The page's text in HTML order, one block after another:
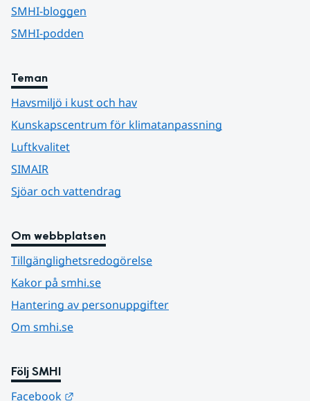
SMHI-bloggen
SMHI-podden
Teman
Havsmiljö i kust och hav
Kunskapscentrum för klimatanpassning
Luftkvalitet
SIMAIR
Sjöar och vattendrag
Om webbplatsen
Tillgänglighetsredogörelse
Kakor på smhi.se
Hantering av personuppgifter
Om smhi.se
Följ SMHI
Facebook